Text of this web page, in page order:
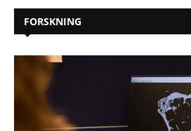
FORSKNING